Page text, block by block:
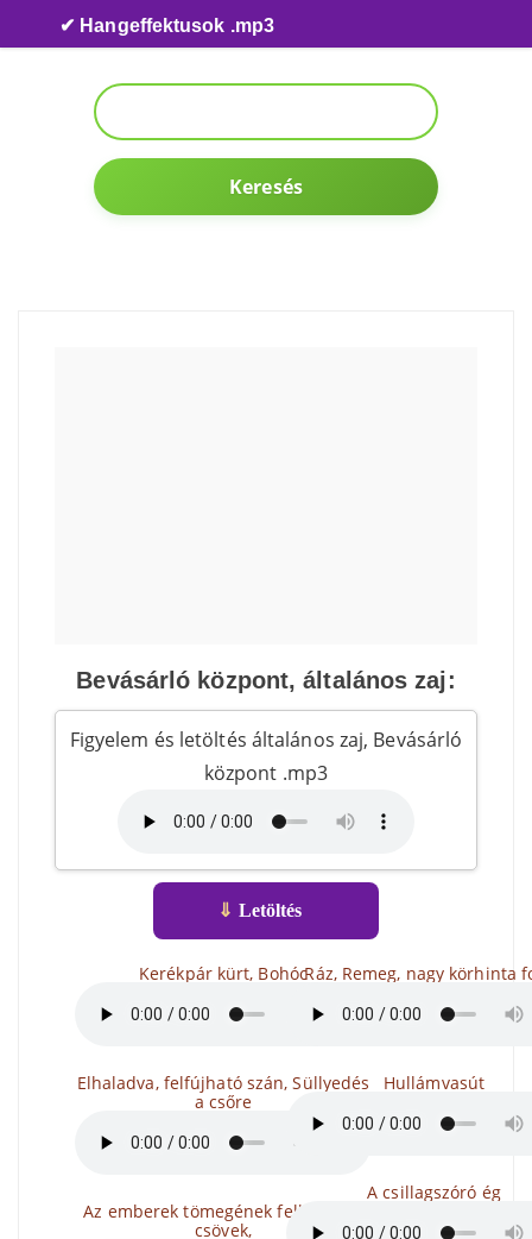
Skip to content
✔ Hangeffektusok .mp3
Keresés
Bevásárló központ, általános zaj:
Figyelem és letöltés általános zaj, Bevásárló
központ .mp3
⇓ Letöltés
Kerékpár kürt, Bohóc
Elhaladva, felfújható szán, Süllyedés
a csőre
Az emberek tömegének felkiáltása,
csövek,
Ráz, Remeg, nagy körhinta
Hullámvasút
A csillagszóró ég